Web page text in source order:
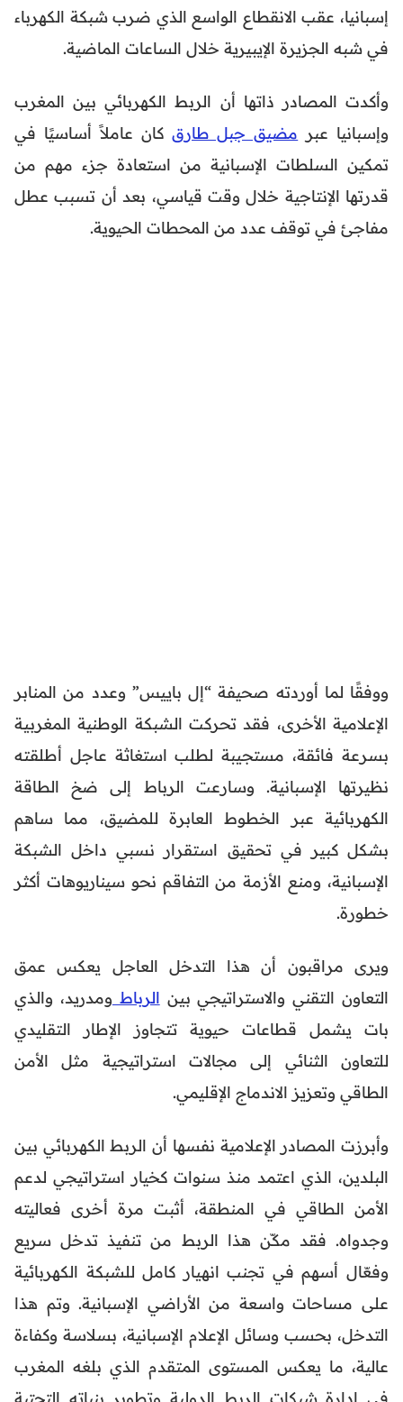
إسبانيا، عقب الانقطاع الواسع الذي ضرب شبكة الكهرباء
في شبه الجزيرة الإيبيرية خلال الساعات الماضية.
وأكدت المصادر ذاتها أن الربط الكهربائي بين المغرب
وإسبانيا عبر مضيق جبل طارق كان عاملاً أساسيًا في
تمكين السلطات الإسبانية من استعادة جزء مهم من
قدرتها الإنتاجية خلال وقت قياسي، بعد أن تسبب عطل
مفاجئ في توقف عدد من المحطات الحيوية.
ووفقًا لما أوردته صحيفة “إل باييس” وعدد من المنابر
الإعلامية الأخرى، فقد تحركت الشبكة الوطنية المغربية
بسرعة فائقة، مستجيبة لطلب استغاثة عاجل أطلقته
نظيرتها الإسبانية. وسارعت الرباط إلى ضخ الطاقة
الكهربائية عبر الخطوط العابرة للمضيق، مما ساهم
بشكل كبير في تحقيق استقرار نسبي داخل الشبكة
الإسبانية، ومنع الأزمة من التفاقم نحو سيناريوهات أكثر
خطورة.
ويرى مراقبون أن هذا التدخل العاجل يعكس عمق
التعاون التقني والاستراتيجي بين الرباط ومدريد، والذي
بات يشمل قطاعات حيوية تتجاوز الإطار التقليدي
للتعاون الثنائي إلى مجالات استراتيجية مثل الأمن
الطاقي وتعزيز الاندماج الإقليمي.
وأبرزت المصادر الإعلامية نفسها أن الربط الكهربائي بين
البلدين، الذي اعتمد منذ سنوات كخيار استراتيجي لدعم
الأمن الطاقي في المنطقة، أثبت مرة أخرى فعاليته
وجدواه. فقد مكّن هذا الربط من تنفيذ تدخل سريع
وفعّال أسهم في تجنب انهيار كامل للشبكة الكهربائية
على مساحات واسعة من الأراضي الإسبانية. وتم هذا
التدخل، بحسب وسائل الإعلام الإسبانية، بسلاسة وكفاءة
عالية، ما يعكس المستوى المتقدم الذي بلغه المغرب
في إدارة شبكات الربط الدولية وتطوير بنياته التحتية